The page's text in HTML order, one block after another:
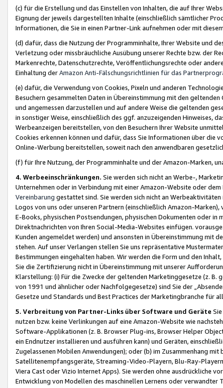
(c) für die Erstellung und das Einstellen von Inhalten, die auf Ihrer
Eignung der jeweils dargestellten Inhalte (einschließlich sämtlicher
Informationen, die Sie in einen Partner-Link aufnehmen oder mit
(d) dafür, dass die Nutzung der Programminhalte, Ihrer Website und
Verletzung oder missbräuchliche Ausübung unserer Rechte bzw. der
Markenrechte, Datenschutzrechte, Veröffentlichungsrechte oder
Einhaltung derAmazon Anti-Fälschungsrichtlinien für das
(e) dafür, die Verwendung von Cookies, Pixeln und anderen
Besuchern gesammelten Daten in Übereinstimmung mit den
und angemessen darzustellen und auf andere Weise die geltenden
in sonstiger Weise, einschließlich des ggf. anzuzeigenden Hinweises,
Werbeanzeigen bereitstellen, von den Besuchern Ihrer Website
Cookies erkennen können und dafür, dass Sie Informationen über die
Online-Werbung bereitstellen, soweit nach den anwendbaren
(f) für Ihre Nutzung, der Programminhalte und der Amazon-Marken,
4. Werbeeinschränkungen. Sie werden sich nicht an Werbe-,
Unternehmen oder in Verbindung mit einer Amazon-Website oder
Vereinbarung gestattet sind. Sie werden sich nicht an
Logos von uns oder unseren Partnern (einschließlich Amazon-
E-Books, physischen Postsendungen, physischen Dokumenten oder in
Direktnachrichten von Ihren Social-Media-Websites einfügen.
Kunden angemeldet werden) und ansonsten in Übereinstimmung mit
stehen. Auf unser Verlangen stellen Sie uns repräsentative
Bestimmungen eingehalten haben. Wir werden die Form und den
Sie die Zertifizierung nicht in Übereinstimmung mit unserer
Klarstellung: (i) Für die Zwecke der geltenden Marketinggesetze (z. B.
von 1991 und ähnlicher oder Nachfolgegesetze) sind Sie der
Gesetze und Standards und Best Practices der Marketingbranche für
5. Verbreitung von Partner-Links über Software und Geräte
nutzen bzw. keine Verlinkungen auf eine Amazon-Website wie
Software-Applikationen (z. B. Browser Plug-ins, Browser Helper
ein Endnutzer installieren und ausführen kann) und Geräten,
Zugelassenen Mobilen Anwendungen); oder (b) im Zusammenhang
Satellitenempfangsgeräte, Streaming-Video-Playern, Blu-Ray-
Viera Cast oder Vizio Internet Apps). Sie werden ohne ausdrückliche
Entwicklung von Modellen des maschinellen Lernens oder